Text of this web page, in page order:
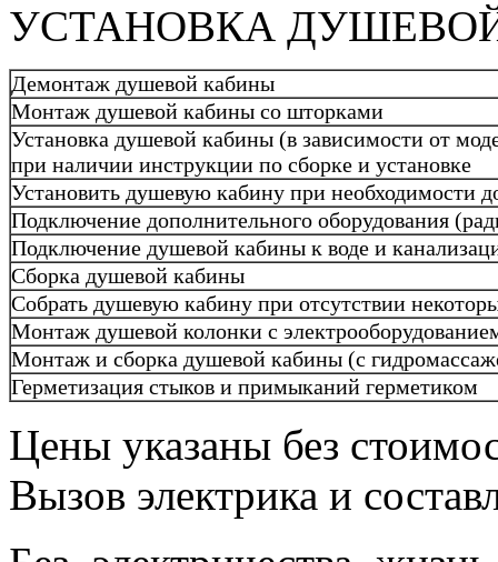
УСТАНОВКА
Демонтаж душевой кабины
Монтаж душевой кабины со шторками
Установка душевой кабины (в зависимости от
при наличии инструкции по сборке и установке
Установить душевую кабину при необходимости
Подключение дополнительного оборудования
Подключение душевой кабины к воде и
Сборка душевой кабины
Собрать душевую кабину при отсутствии
Монтаж душевой колонки с
Монтаж и сборка душевой кабины (с
Герметизация стыков и примыканий герметиком
Цены указаны без
Вызов электрика и